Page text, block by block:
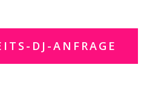
DJ-ANFRAGE